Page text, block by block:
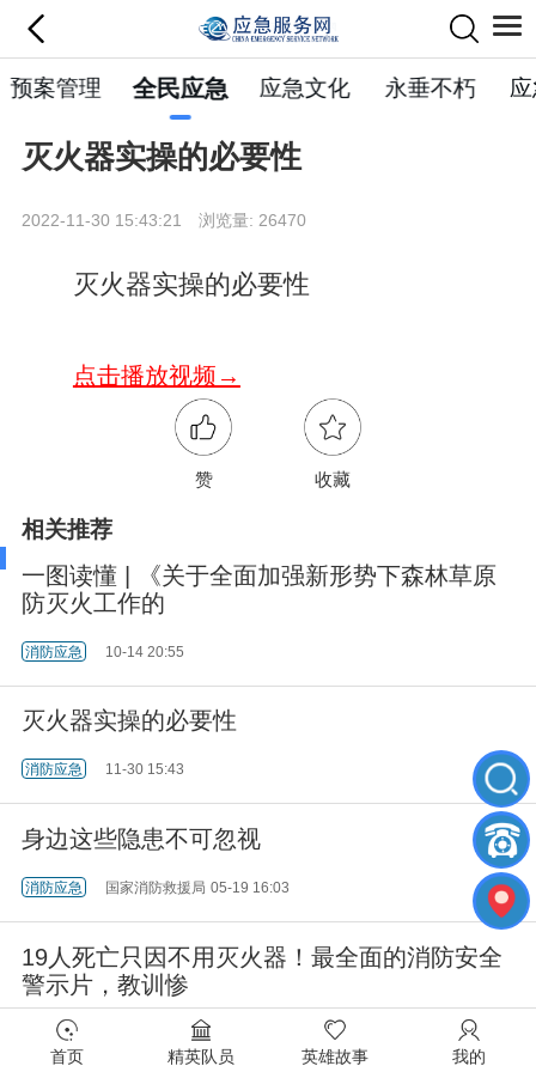
预案管理 全民应急 应急文化 永垂不朽
灭火器实操的必要性
2022-11-30 15:43:21 浏览量: 26470
灭火器实操的必要性
点击播放视频→
赞 收藏
相关推荐
一图读懂 | 《关于全面加强新形势下森林草原
防灭火工作的
消防应急 10-14 20:55
灭火器实操的必要性
消防应急 11-30 15:43
身边这些隐患不可忽视
消防应急 国家消防救援局 05-19 16:03
19人死亡只因不用灭火器！最全面的消防安全
警示片，教训惨
消防应急
首页 精英队员 英雄故事 我的